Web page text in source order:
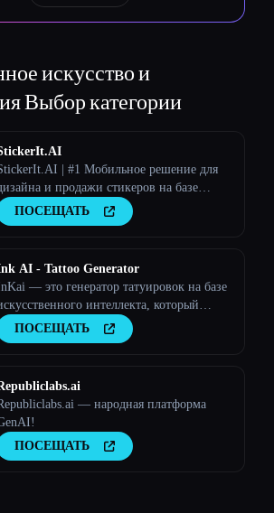
искусство и
Выбор категории
| #1 Мобильное решение для
и продажи стикеров на базе
интеллекта
ПОСЕЩАТЬ
AI - Tattoo Generator
— это генератор татуировок на базе
интеллекта, который
персонализированные дизайны
на основе пользовательского
ПОСЕЩАТЬ
— народная платформа
ПОСЕЩАТЬ